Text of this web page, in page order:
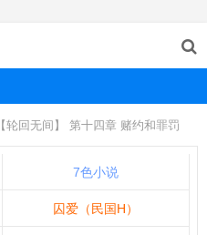
【轮回无间】 第十四章 赌约和罪罚
7色小说
囚爱（民国H）